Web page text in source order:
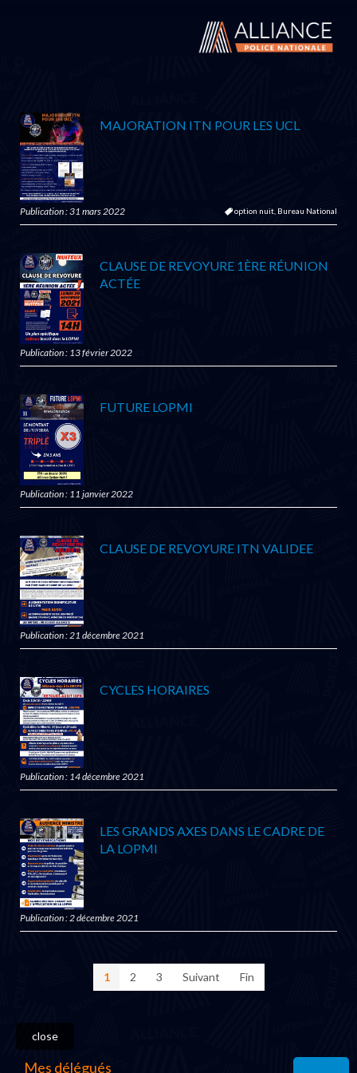
MAJORATION ITN POUR LES UCL
Publication : 31 mars 2022 option nuit, Bureau National
CLAUSE DE REVOYURE 1ÈRE RÉUNION
ACTÉE
Publication : 13 février 2022
FUTURE LOPMI
Publication : 11 janvier 2022
CLAUSE DE REVOYURE ITN VALIDEE
Publication : 21 décembre 2021
CYCLES HORAIRES
Publication : 14 décembre 2021
LES GRANDS AXES DANS LE CADRE DE
LA LOPMI
Publication : 2 décembre 2021
1 2 3 Suivant Fin
close
Mes délégués